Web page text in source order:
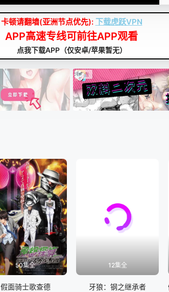
卡顿请翻墙(亚洲节点优先): 下载虎跃VPN
APP高速专线可前往APP观看
点我下载APP（仅安卓/苹果暂无）
50集全
假面骑士歌查德
12集全
牙狼：钢之继承者